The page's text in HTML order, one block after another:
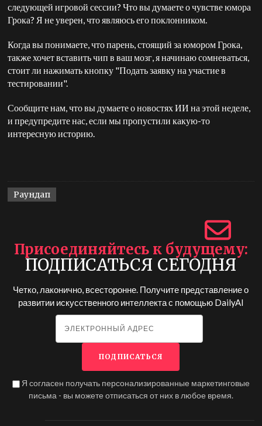
следующей игровой сессии? Что вы думаете о чувстве юмора
Грока? Я не уверен, что являюсь его поклонником.
Когда вы понимаете, что парень, стоящий за юмором Грока,
также хочет вставить чип в ваш мозг, я начинаю сомневаться,
стоит ли нажимать кнопку "Подать заявку на участие в
тестировании".
Сообщите нам, что вы думаете о новостях ИИ на этой неделе,
и предупредите нас, если мы пропустили какую-то
интересную историю.
Раундап
Присоединяйтесь к будущему
ПОДПИСАТЬСЯ СЕГОДНЯ
Четко, лаконично, всесторонне. Получите представление о
развитии искусственного интеллекта с помощью DailyAI
Я согласен получать персонализированные маркетинговые
письма - вы можете отписаться от них в любое время.